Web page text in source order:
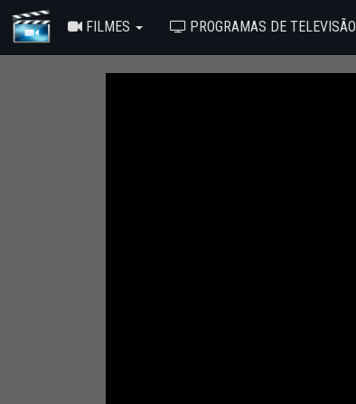
FILMES PROGRAMAS DE TELEVISÃO